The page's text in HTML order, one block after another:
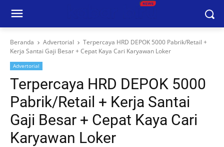
Beranda Advertorial
Terpercaya HRD DEPOK 5000 Pabrik/Retail +
Kerja Santai Gaji Besar + Cepat Kaya Cari Karyawan Loker
Advertorial
Terpercaya HRD DEPOK 5000
Pabrik/Retail + Kerja Santai
Gaji Besar + Cepat Kaya Cari
Karyawan Loker